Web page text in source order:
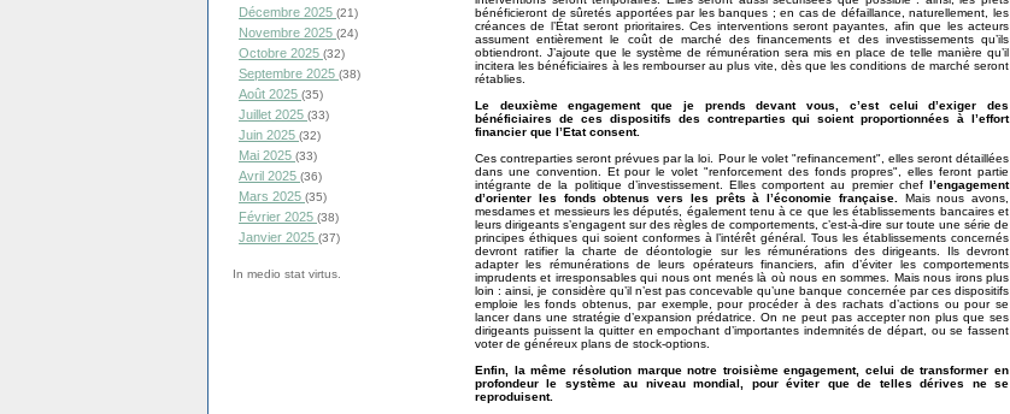
Décembre 2025 (21)
Novembre 2025 (24)
Octobre 2025 (32)
Septembre 2025 (38)
Août 2025 (35)
Juillet 2025 (33)
Juin 2025 (32)
Mai 2025 (33)
Avril 2025 (36)
Mars 2025 (35)
Février 2025 (38)
Janvier 2025 (37)
In medio stat virtus.
bénéficieront de sûretés apportées par les banques ; en cas de défaillance, naturellement, les
créances de l’État seront prioritaires. Ces interventions seront payantes, afin que les acteurs
assument entièrement le coût de marché des financements et des investissements qu’ils
obtiendront. J’ajoute que le système de rémunération sera mis en place de telle manière qu’il
incitera les bénéficiaires à les rembourser au plus vite, dès que les conditions de marché seront
rétablies.
Le deuxième engagement que je prends devant vous, c’est celui d’exiger des
bénéficiaires de ces dispositifs des contreparties qui soient proportionnées à l’effort
financier que l’Etat consent.
Ces contreparties seront prévues par la loi. Pour le volet "refinancement", elles seront détaillées
dans une convention. Et pour le volet "renforcement des fonds propres", elles feront partie
intégrante de la politique d’investissement. Elles comportent au premier chef l’engagement
d’orienter les fonds obtenus vers les prêts à l’économie française.
Mais nous avons,
mesdames et messieurs les députés, également tenu à ce que les établissements bancaires et
leurs dirigeants s’engagent sur des règles de comportements, c’est-à-dire sur toute une série de
principes éthiques qui soient conformes à l’intérêt général. Tous les établissements concernés
devront ratifier la charte de déontologie sur les rémunérations des dirigeants. Ils devront
adapter les rémunérations de leurs opérateurs financiers, afin d’éviter les comportements
imprudents et irresponsables qui nous ont menés là où nous en sommes. Mais nous irons plus
loin : ainsi, je considère qu’il n’est pas concevable qu’une banque concernée par ces dispositifs
emploie les fonds obtenus, par exemple, pour procéder à des rachats d’actions ou pour se
lancer dans une stratégie d’expansion prédatrice. On ne peut pas accepter non plus que ses
dirigeants puissent la quitter en empochant d’importantes indemnités de départ, ou se fassent
voter de généreux plans de stock-options.
Enfin, la même résolution marque notre troisième engagement, celui de transformer en
profondeur le système au niveau mondial, pour éviter que de telles dérives ne se
reproduisent.